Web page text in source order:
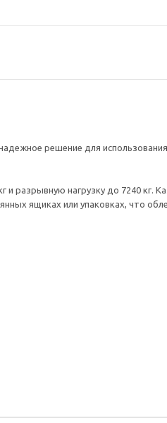
решение для
и разрывную нагрузку до 7240 кг.
ящиках или упаковках, что